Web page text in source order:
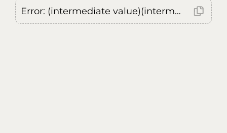
Error: (intermediate value)(intermediate value)(intermediate value).replaceAll is not a function